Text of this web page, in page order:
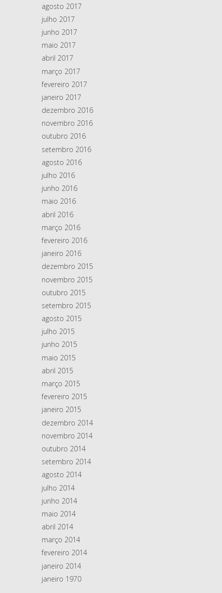
agosto 2017
julho 2017
junho 2017
maio 2017
abril 2017
março 2017
fevereiro 2017
janeiro 2017
dezembro 2016
novembro 2016
outubro 2016
setembro 2016
agosto 2016
julho 2016
junho 2016
maio 2016
abril 2016
março 2016
fevereiro 2016
janeiro 2016
dezembro 2015
novembro 2015
outubro 2015
setembro 2015
agosto 2015
julho 2015
junho 2015
maio 2015
abril 2015
março 2015
fevereiro 2015
janeiro 2015
dezembro 2014
novembro 2014
outubro 2014
setembro 2014
agosto 2014
julho 2014
junho 2014
maio 2014
abril 2014
março 2014
fevereiro 2014
janeiro 2014
janeiro 1970